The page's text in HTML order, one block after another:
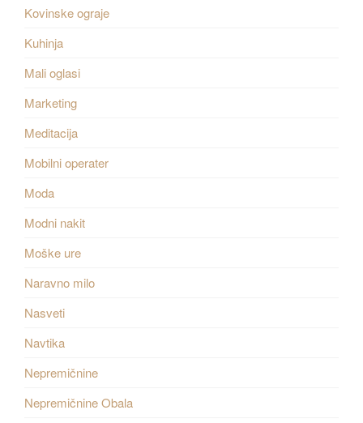
Kovinske ograje
Kuhinja
Mali oglasi
Marketing
Meditacija
Mobilni operater
Moda
Modni nakit
Moške ure
Naravno milo
Nasveti
Navtika
Nepremičnine
Nepremičnine Obala